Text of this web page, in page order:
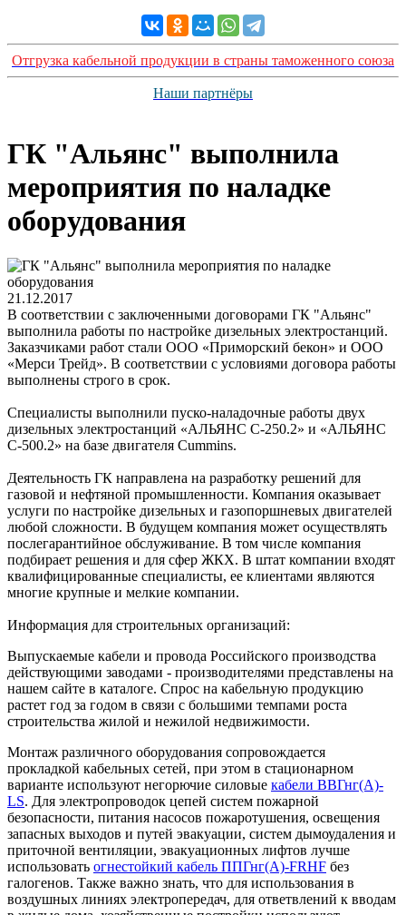
Отгрузка кабельной продукции в страны таможенного союза
Наши партнёры
ГК "Альянс" выполнила
мероприятия по наладке
оборудования
21.12.2017
В соответствии с заключенными договорами ГК "Альянс"
выполнила работы по настройке дизельных электростанций.
Заказчиками работ стали ООО «Приморский бекон» и ООО
«Мерси Трейд». В соответствии с условиями договора работы
выполнены строго в срок.
Специалисты выполнили пуско-наладочные работы двух
дизельных электростанций «АЛЬЯНС С-250.2» и «АЛЬЯНС
С-500.2» на базе двигателя Cummins.
Деятельность ГК направлена на разработку решений для
газовой и нефтяной промышленности. Компания оказывает
услуги по настройке дизельных и газопоршневых двигателей
любой сложности. В будущем компания может осуществлять
послегарантийное обслуживание. В том числе компания
подбирает решения и для сфер ЖКХ. В штат компании входят
квалифицированные специалисты, ее клиентами являются
многие крупные и мелкие компании.
Информация для строительных организаций:
Выпускаемые кабели и провода Российского производства
действующими заводами - производителями представлены на
нашем сайте в каталоге. Спрос на кабельную продукцию
растет год за годом в связи с большими темпами роста
строительства жилой и нежилой недвижимости.
Монтаж различного оборудования сопровождается
прокладкой кабельных сетей, при этом в стационарном
варианте используют негорючие силовые кабели ВВГнг(А)-
LS. Для электропроводок цепей систем пожарной
безопасности, питания насосов пожаротушения, освещения
запасных выходов и путей эвакуации, систем дымоудаления и
приточной вентиляции, эвакуационных лифтов лучше
использовать огнестойкий кабель ППГнг(А)-FRHF без
галогенов. Также важно знать, что для использования в
воздушных линиях электропередач, для ответвлений к вводам